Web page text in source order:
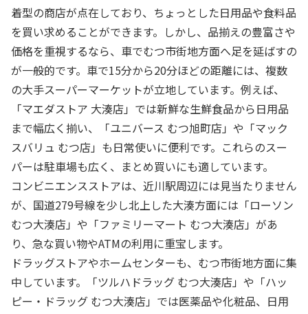
着型の商店が点在しており、ちょっとした日用品や食料品
を買い求めることができます。しかし、品揃えの豊富さや
価格を重視するなら、車でむつ市街地方面へ足を延ばすの
が一般的です。車で15分から20分ほどの距離には、複数
の大手スーパーマーケットが立地しています。例えば、
「マエダストア 大湊店」では新鮮な生鮮食品から日用品
まで幅広く揃い、「ユニバース むつ旭町店」や「マック
スバリュ むつ店」も日常使いに便利です。これらのスー
パーは駐車場も広く、まとめ買いにも適しています。
コンビニエンスストアは、近川駅周辺には見当たりません
が、国道279号線を少し北上した大湊方面には「ローソン
むつ大湊店」や「ファミリーマート むつ大湊店」があ
り、急な買い物やATMの利用に重宝します。
ドラッグストアやホームセンターも、むつ市街地方面に集
中しています。「ツルハドラッグ むつ大湊店」や「ハッ
ピー・ドラッグ むつ大湊店」では医薬品や化粧品、日用